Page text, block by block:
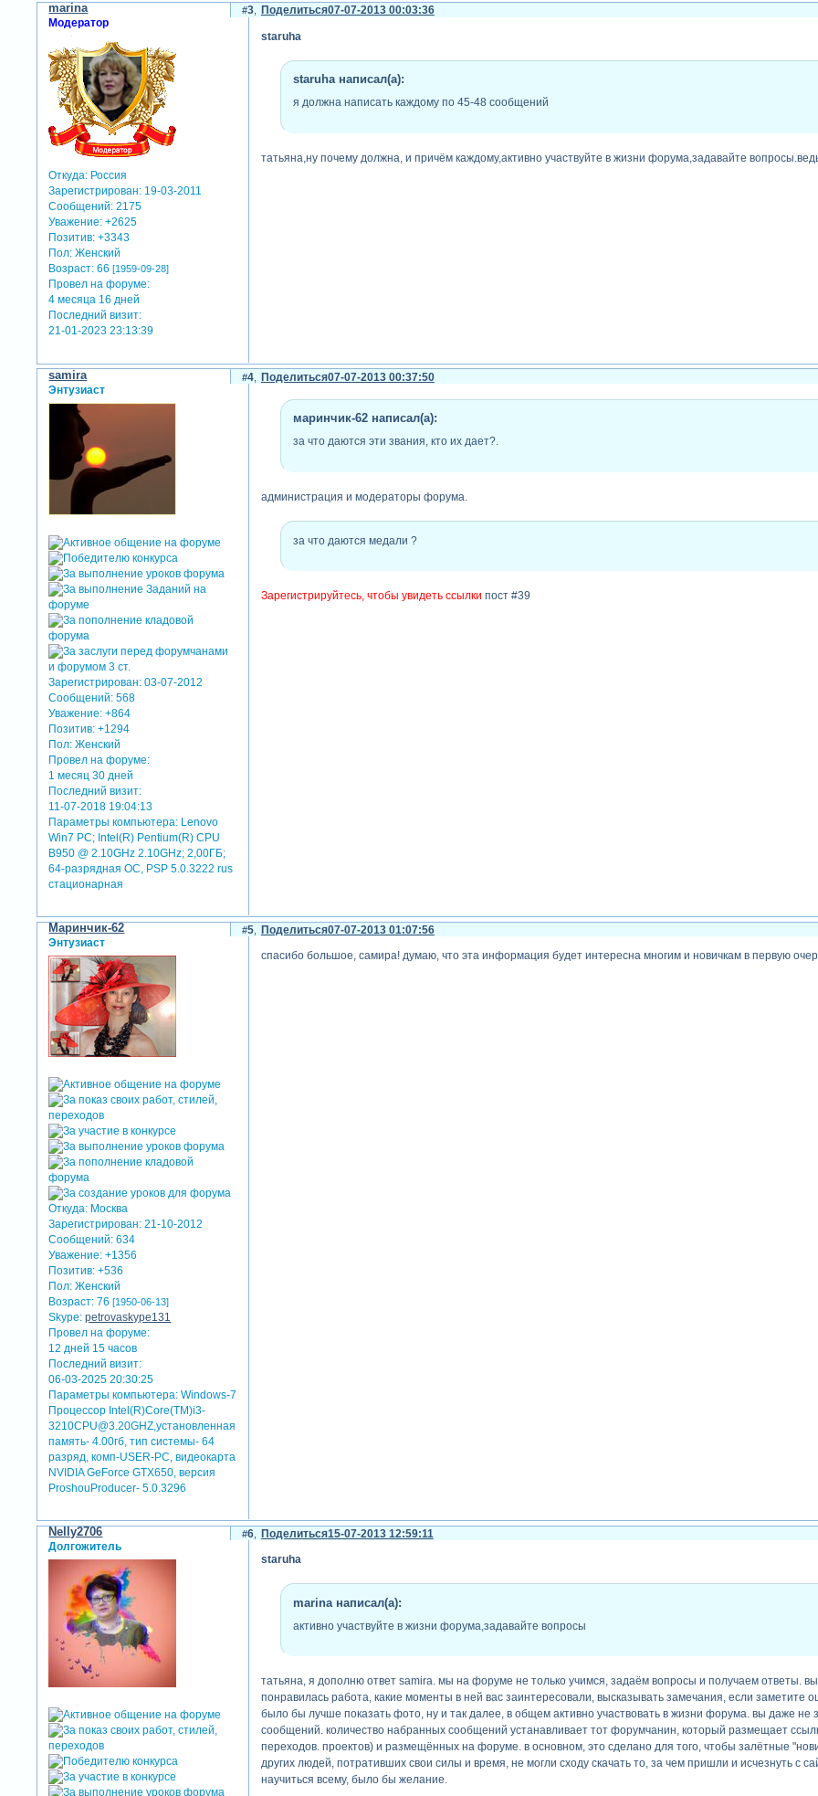
Поделиться
3 07-07-2013 00:03:36
marina
Модератор
Откуда: Россия
Зарегистрирован: 19-03-2011
Сообщений: 2175
Уважение: +2625
Позитив: +3343
Пол: Женский
Возраст: 66[1959-09-28]
Провел на форуме:
4 месяца 16 дней
Последний визит:
21-01-2023 23:13:39
staruha
staruha написал(а):
я должна написать каждому по 45-48 сообщений
татьяна,ну почему должна, и причём каждому,активно участвуйте в жизни форума,задавайте
Поделиться
4 07-07-2013 00:37:50
samira
Энтузиаст
Зарегистрирован: 03-07-2012
Сообщений: 568
Уважение: +864
Позитив: +1294
Пол: Женский
Провел на форуме:
1 месяц 30 дней
Последний визит:
11-07-2018 19:04:13
Параметры компьютера: Lenovo
Win7 PC; Intel(R) Pentium(R) CPU
B950 @ 2.10GHz 2.10GHz; 2,00ГБ;
64-разрядная ОС, PSP 5.0.3222 rus
стационарная
маринчик-62 написал(а):
за что даются эти звания, кто их дает?.
администрация и модераторы форума.
за что даются медали ?
Зарегистрируйтесь, чтобы увидеть ссылки пост #39
Поделиться
5 07-07-2013 01:07:56
Маринчик-62
Энтузиаст
Откуда: Москва
Зарегистрирован: 21-10-2012
Сообщений: 634
Уважение: +1356
Позитив: +536
Пол: Женский
Возраст: 76[1950-06-13]
Skype: petrovaskype131
Провел на форуме:
12 дней 15 часов
Последний визит:
06-03-2025 20:30:25
Параметры компьютера: Windows-7
Процессор Intel(R)Core(TM)i3-
3210CPU@3.20GHZ,установленная
память- 4.00гб, тип системы- 64
разряд, комп-USER-PC, видеокарта
NVIDIA GeForce GTX650, версия
ProshouProducer- 5.0.3296
спасибо большое, самира! думаю, что эта информация будет интересна многим и новичкам в первую
Поделиться
6 15-07-2013 12:59:11
Nelly2706
Долгожитель
staruha
marina написал(а):
активно участвуйте в жизни форума,задавайте вопросы
татьяна, я дополню ответ samira. мы на форуме не только учимся, задаём вопросы и получаем ответы.
понравилась работа, какие моменты в ней вас заинтересовали, высказывать замечания, если
было бы лучше показать фото, ну и так далее, в общем активно участвовать в жизни форума. вы даже не
сообщений. количество набранных сообщений устанавливает тот форумчанин, который размещает
переходов. проектов) и размещённых на форуме. в основном, это сделано для того, чтобы залётные
других людей, потративших свои силы и время, не могли сходу скачать то, за чем пришли и исчезнуть
научиться всему, было бы желание.